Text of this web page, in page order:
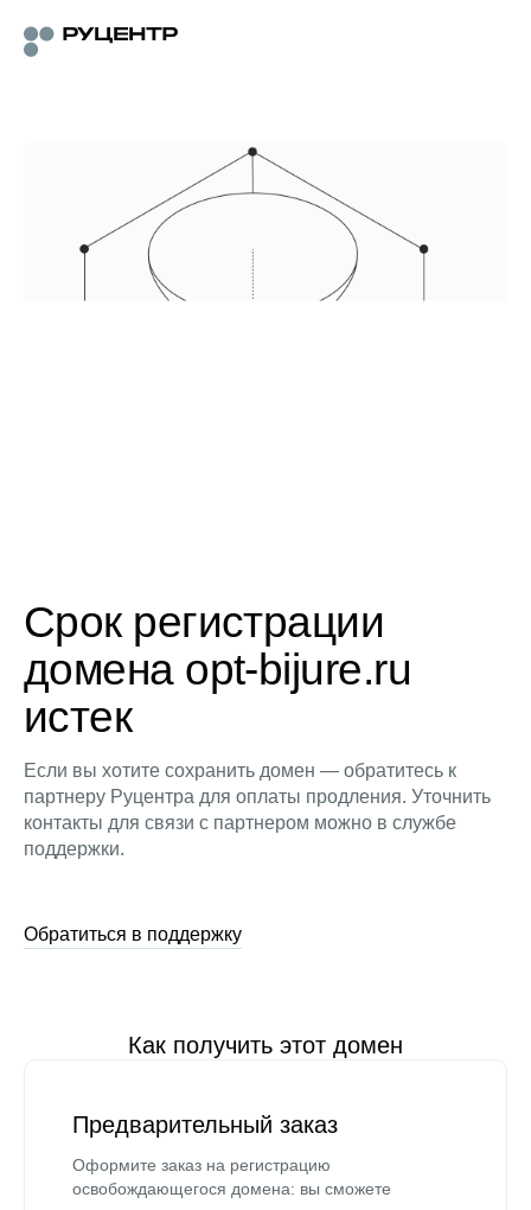
Срок регистрации
домена opt-bijure.ru
истек
Если вы хотите сохранить домен — обратитесь к
партнеру Руцентра для оплаты продления. Уточнить
контакты для связи с партнером можно в службе
поддержки.
Обратиться в поддержку
Как получить этот домен
Предварительный заказ
Оформите заказ на регистрацию
освобождающегося домена: вы сможете